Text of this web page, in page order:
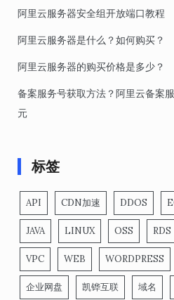
阿里云服务器安全组开放端口教程
阿里云服务器是什么？如何购买？
阿里云服务器的购买价格是多少？
备案服务号获取方法？阿里云备案
元
标签
API CDN加速 DDOS
JAVA LINUX OSS RDS
VPC WEB WORDPRESS
企业网盘 凯铧互联 域名